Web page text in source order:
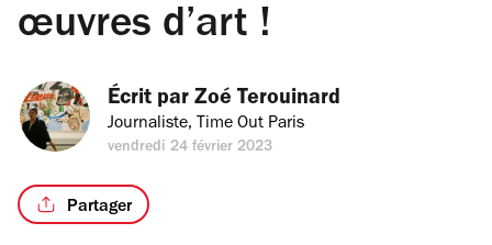
œuvres d’art !
Écrit par Zoé Terouinard
Journaliste, Time Out Paris
vendredi 24 février 2023
Partager